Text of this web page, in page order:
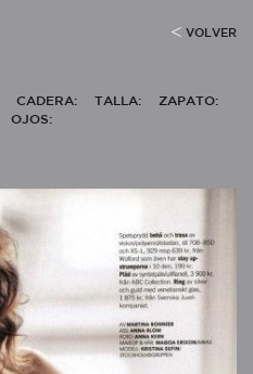
VOLVER
CADERA: TALLA:
ZAPATO:
OJOS: